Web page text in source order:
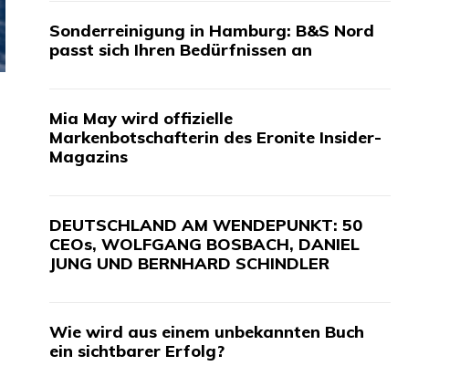
Sonderreinigung in Hamburg: B&S Nord
passt sich Ihren Bedürfnissen an
Mia May wird offizielle
Markenbotschafterin des Eronite Insider-
Magazins
DEUTSCHLAND AM WENDEPUNKT: 50
CEOs, WOLFGANG BOSBACH, DANIEL
JUNG UND BERNHARD SCHINDLER
Wie wird aus einem unbekannten Buch
ein sichtbarer Erfolg?